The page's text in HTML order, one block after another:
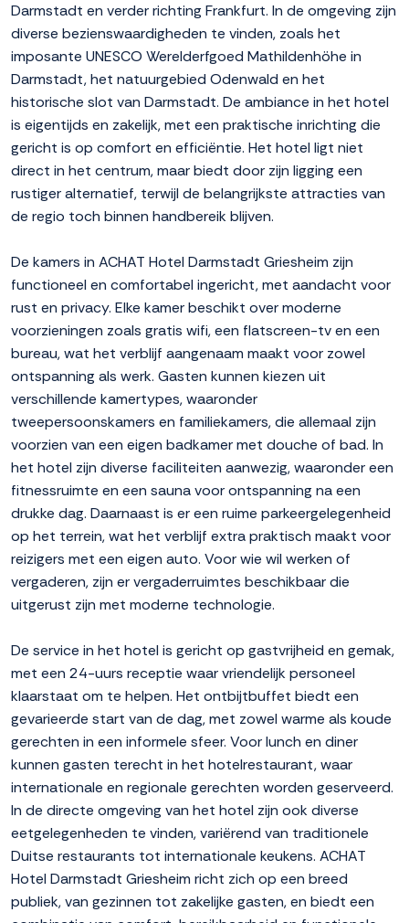
Darmstadt en verder richting Frankfurt. In de omgeving zijn
diverse bezienswaardigheden te vinden, zoals het
imposante UNESCO Werelderfgoed Mathildenhöhe in
Darmstadt, het natuurgebied Odenwald en het
historische slot van Darmstadt. De ambiance in het hotel
is eigentijds en zakelijk, met een praktische inrichting die
gericht is op comfort en efficiëntie. Het hotel ligt niet
direct in het centrum, maar biedt door zijn ligging een
rustiger alternatief, terwijl de belangrijkste attracties van
de regio toch binnen handbereik blijven.
De kamers in ACHAT Hotel Darmstadt Griesheim zijn
functioneel en comfortabel ingericht, met aandacht voor
rust en privacy. Elke kamer beschikt over moderne
voorzieningen zoals gratis wifi, een flatscreen-tv en een
bureau, wat het verblijf aangenaam maakt voor zowel
ontspanning als werk. Gasten kunnen kiezen uit
verschillende kamertypes, waaronder
tweepersoonskamers en familiekamers, die allemaal zijn
voorzien van een eigen badkamer met douche of bad. In
het hotel zijn diverse faciliteiten aanwezig, waaronder een
fitnessruimte en een sauna voor ontspanning na een
drukke dag. Daarnaast is er een ruime parkeergelegenheid
op het terrein, wat het verblijf extra praktisch maakt voor
reizigers met een eigen auto. Voor wie wil werken of
vergaderen, zijn er vergaderruimtes beschikbaar die
uitgerust zijn met moderne technologie.
De service in het hotel is gericht op gastvrijheid en gemak,
met een 24-uurs receptie waar vriendelijk personeel
klaarstaat om te helpen. Het ontbijtbuffet biedt een
gevarieerde start van de dag, met zowel warme als koude
gerechten in een informele sfeer. Voor lunch en diner
kunnen gasten terecht in het hotelrestaurant, waar
internationale en regionale gerechten worden geserveerd.
In de directe omgeving van het hotel zijn ook diverse
eetgelegenheden te vinden, variërend van traditionele
Duitse restaurants tot internationale keukens. ACHAT
Hotel Darmstadt Griesheim richt zich op een breed
publiek, van gezinnen tot zakelijke gasten, en biedt een